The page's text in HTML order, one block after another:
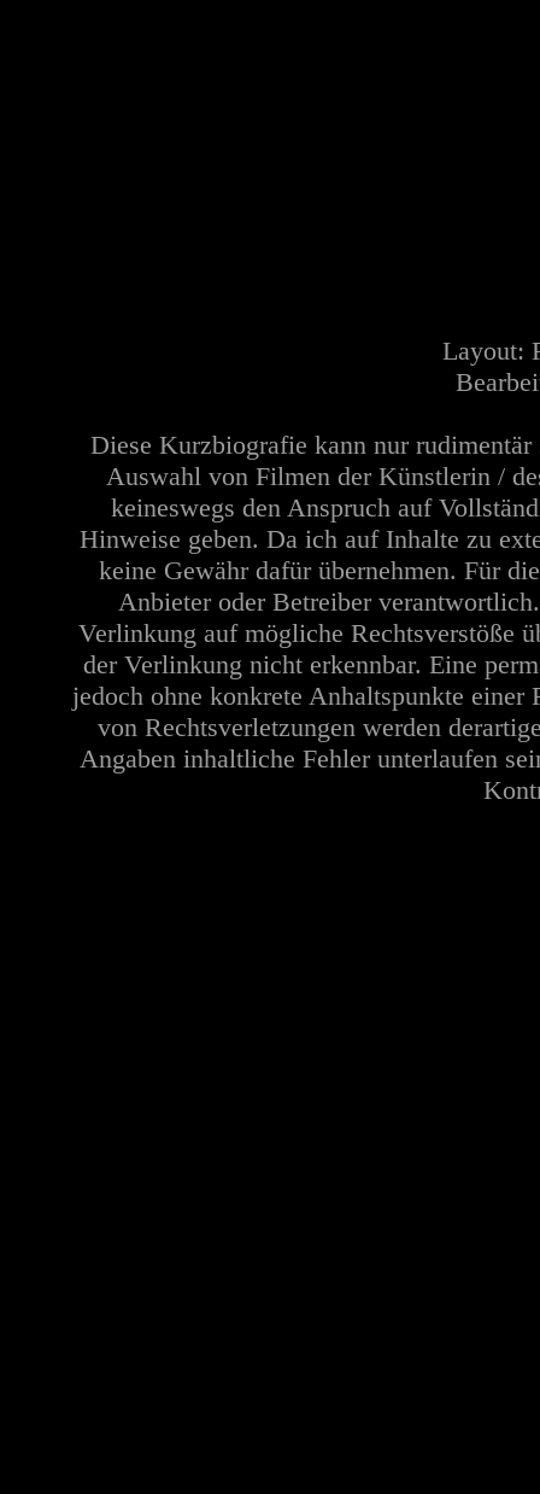
Layout:
Diese Kurzbiografie kann nur
Auswahl von Filmen der Künstlerin /
keineswegs den Anspruch auf
Hinweise geben. Da ich auf Inhalte zu
keine Gewähr dafür übernehmen. Für
Anbieter oder Betreiber
Verlinkung auf mögliche Rechtsverstöße
der Verlinkung nicht erkennbar. Eine
jedoch ohne konkrete Anhaltspunkte
von Rechtsverletzungen werden
Angaben inhaltliche Fehler unterlaufen